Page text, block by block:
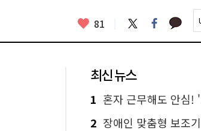
좋
요
81 트
위
터
페
이
스
카
카
최신 뉴스
1 혼자 근무해도 안심! '소상
2 장애인 맞춤형 보조기기 최대 3년간